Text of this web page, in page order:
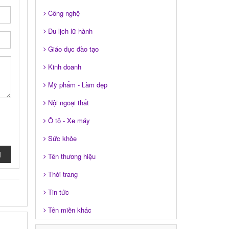
Công nghệ
Du lịch lữ hành
Giáo dục đào tạo
Kinh doanh
Mỹ phẩm - Làm đẹp
Nội ngoại thất
Ô tô - Xe máy
Sức khỏe
Tên thương hiệu
Thời trang
Tin tức
Tên miền khác